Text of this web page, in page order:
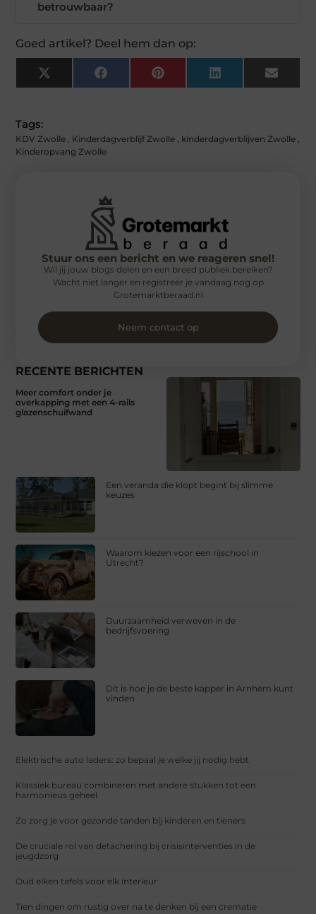
betrouwbaar?
Goed artikel? Deel hem dan op:
X
(Twitter)
FacebookPinterest LinkedIn Email
Tags:
KDV Zwolle , Kinderdagverblijf Zwolle , kinderdagverblijven Zwolle ,
Kinderopvang Zwolle
RECENTE BERICHTEN
Meer comfort onder je
overkapping met een 4-rails
glazenschuifwand
Een veranda die klopt begint bij slimme
keuzes
Waarom kiezen voor een rijschool in
Utrecht?
Duurzaamheid verweven in de
bedrijfsvoering
Dit is hoe je de beste kapper in Arnhem kunt
vinden
Elektrische auto laders: zo bepaal je welke jij nodig hebt
Klassiek bureau combineren met andere stukken tot een
harmonieus geheel
Zo zorg je voor gezonde tanden bij kinderen en tieners
De cruciale rol van detachering bij crisisinterventies in de
jeugdzorg
Oud eiken tafels voor elk interieur
Tien dingen om rustig over na te denken bij een crematie
Stuur ons een bericht en we reageren snel!
Wil jij jouw blogs delen en een breed publiek bereiken?
Wacht niet langer en registreer je vandaag nog op
Grotemarktberaad.nl
Neem contact op